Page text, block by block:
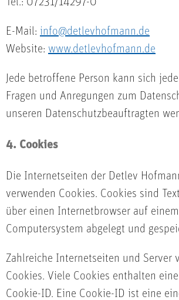
E-Mail: info@detlevhofmann.de
Website: www.detlevhofmann.de
Jede betroffene Person kann sich
Fragen und Anregungen zum
unseren Datenschutzbeauftragten
4. Cookies
Die Internetseiten der Detlev
verwenden Cookies. Cookies sind
über einen Internetbrowser auf einem
Computersystem abgelegt und
Zahlreiche Internetseiten und Server
Cookies. Viele Cookies enthalten
Cookie-ID. Eine Cookie-ID ist eine